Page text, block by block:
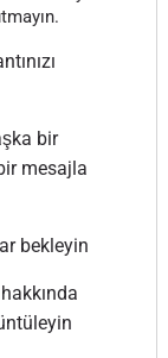
bir
mesajla
bekleyin